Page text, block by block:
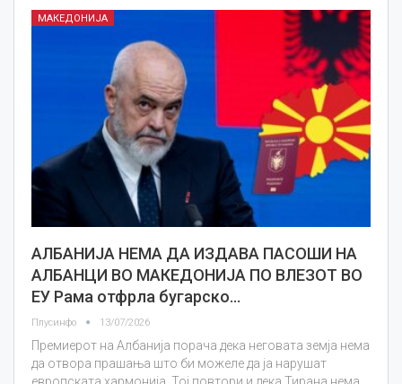
МАКЕДОНИЈА
АЛБАНИЈА НЕМА ДА ИЗДАВА ПАСОШИ НА
АЛБАНЦИ ВО МАКЕДОНИЈА ПО ВЛЕЗОТ ВО
ЕУ Рама отфрла бугарско…
Плусинфо 13/07/2026
Премиерот на Албанија порача дека неговата земја нема
да отвора прашања што би можеле да ја нарушат